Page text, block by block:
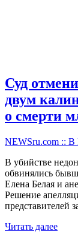
Суд
двум
о смерти
NEWSru.com :: В
В убийстве
обвинялись
Елена Белая и
Решение
представителей
Читать далее